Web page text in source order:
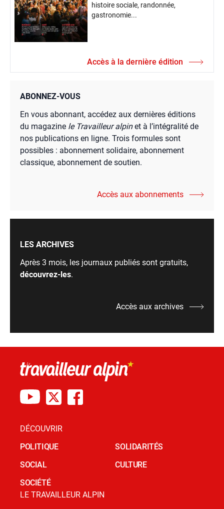
histoire sociale, randonnée,
gastronomie...
Accès à la dernière édition
ABONNEZ-VOUS
En vous abonnant, accédez aux dernières éditions
du magazine le Travailleur alpinet à l’intégralité de
nos publications en ligne. Trois formules sont
possibles : abonnement solidaire, abonnement
classique, abonnement de soutien.
Accès aux abonnements
LES ARCHIVES
Après 3 mois, les journaux publiés sont gratuits,
découvrez-les.
Accès aux archives
DÉCOUVRIR
POLITIQUE
SOCIAL
SOCIÉTÉ
SOLIDARITÉS
CULTURE
LE TRAVAILLEUR ALPIN